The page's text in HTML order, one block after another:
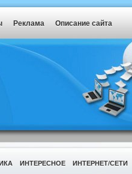
Реклама Описание сайта
ИНТЕРЕСНОЕ ИНТЕРНЕТ/СЕТИ